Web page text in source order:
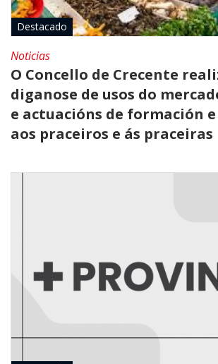
Destacado
Noticias
O Concello de Crecente
diganose de usos do
e actuacións de formación
aos praceiros e ás praceiras